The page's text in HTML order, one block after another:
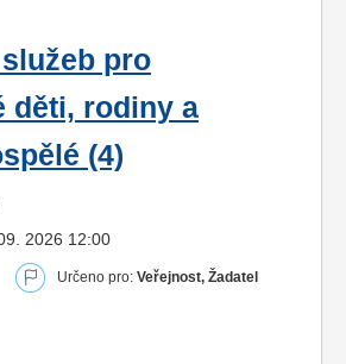
pro
děti, rodiny a
(4)
2026 12:00
Určeno pro: Veřejnost, Žadatel